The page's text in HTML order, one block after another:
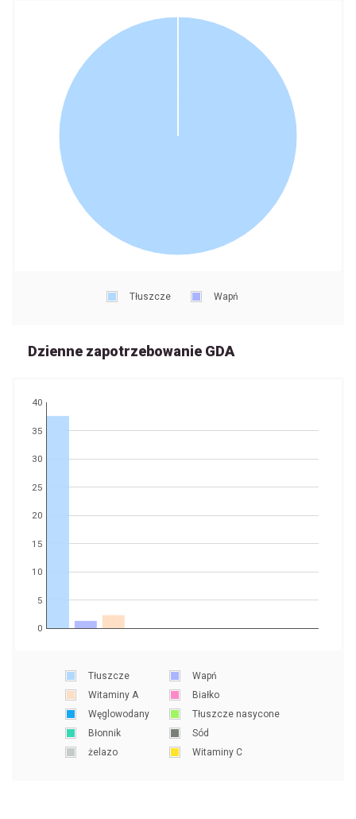
Tłuszcze Wapń
Dzienne zapotrzebowanie GDA
0
5
10
15
20
25
30
35
40
Tłuszcze
Wapń
Witaminy A
Białko
Węglowodany
Tłuszcze nasycone
Błonnik
Sód
żelazo
Witaminy C